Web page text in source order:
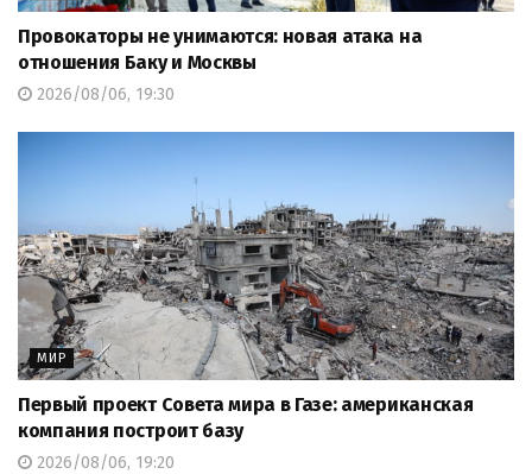
Провокаторы не унимаются: новая атака на
отношения Баку и Москвы
2026/08/06, 19:30
МИР
Первый проект Совета мира в Газе: американская
компания построит базу
2026/08/06, 19:20